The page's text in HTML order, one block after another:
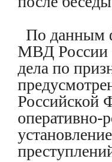
По данным
МВД России
дела по
Российской
оперативно-